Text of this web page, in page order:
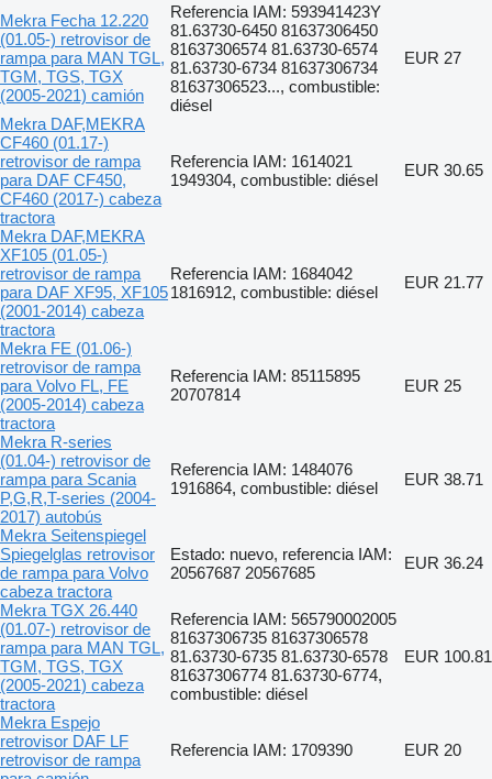
Mekra Fecha 12.220
(01.05-) retrovisor de
rampa para MAN TGL,
TGM, TGS, TGX
(2005-2021) camión
Referencia IAM: 593941423Y
81.63730-6450 81637306450
81637306574 81.63730-6574
81.63730-6734 81637306734
81637306523..., combustible:
diésel
EUR 27
Mekra DAF,MEKRA
CF460 (01.17-)
retrovisor de rampa
para DAF CF450,
CF460 (2017-) cabeza
tractora
Referencia IAM: 1614021
1949304, combustible: diésel
EUR 30.65
Mekra DAF,MEKRA
XF105 (01.05-)
retrovisor de rampa
para DAF XF95, XF105
(2001-2014) cabeza
tractora
Referencia IAM: 1684042
1816912, combustible: diésel
EUR 21.77
Mekra FE (01.06-)
retrovisor de rampa
para Volvo FL, FE
(2005-2014) cabeza
tractora
Referencia IAM: 85115895
20707814
EUR 25
Mekra R-series
(01.04-) retrovisor de
rampa para Scania
P,G,R,T-series (2004-
2017) autobús
Referencia IAM: 1484076
1916864, combustible: diésel
EUR 38.71
Mekra Seitenspiegel
Spiegelglas retrovisor
de rampa para Volvo
cabeza tractora
Estado: nuevo, referencia IAM:
20567687 20567685
EUR 36.24
Mekra TGX 26.440
(01.07-) retrovisor de
rampa para MAN TGL,
TGM, TGS, TGX
(2005-2021) cabeza
tractora
Referencia IAM: 565790002005
81637306735 81637306578
81.63730-6735 81.63730-6578
81637306774 81.63730-6774,
combustible: diésel
EUR 100.81
Mekra Espejo
retrovisor DAF LF
retrovisor de rampa
Referencia IAM: 1709390 EUR 20